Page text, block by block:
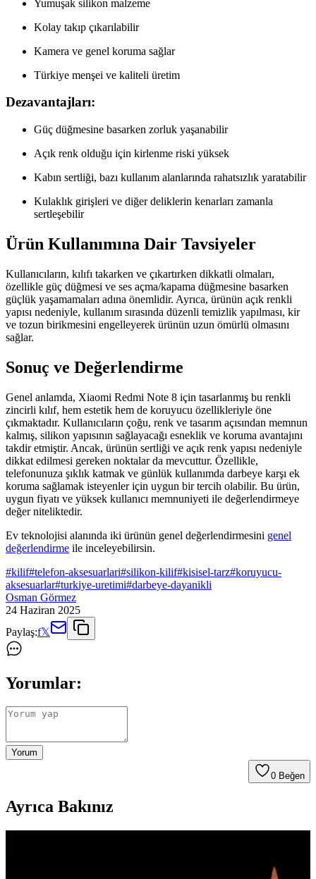
Yumuşak silikon malzeme
Kolay takıp çıkarılabilir
Kamera ve genel koruma sağlar
Türkiye menşei ve kaliteli üretim
Dezavantajları:
Güç düğmesine basarken zorluk yaşanabilir
Açık renk olduğu için kirlenme riski yüksek
Kabın sertliği, bazı kullanım alanlarında rahatsızlık yaratabilir
Kulaklık girişleri ve diğer deliklerin kenarları zamanla
sertleşebilir
Ürün Kullanımına Dair Tavsiyeler
Kullanıcıların, kılıfı takarken ve çıkartırken dikkatli olmaları,
özellikle güç düğmesi ve ses açma/kapama düğmesine basarken
güçlük yaşamamaları adına önemlidir. Ayrıca, ürünün açık renkli
yapısı nedeniyle, kullanım sırasında düzenli temizlik yapılması, kir
ve tozun birikmesini engelleyerek ürünün uzun ömürlü olmasını
sağlar.
Sonuç ve Değerlendirme
Genel anlamda, Xiaomi Redmi Note 8 için tasarlanmış bu renkli
zincirli kılıf, hem estetik hem de koruyucu özellikleriyle öne
çıkmaktadır. Kullanıcıların çoğu, renk ve tasarım açısından memnun
kalmış, silikon yapısının sağlayacağı esneklik ve koruma avantajını
takdir etmiştir. Ancak, ürünün sertliği ve açık renk yapısı nedeniyle
dikkat edilmesi gereken noktalar da mevcuttur. Özellikle,
telefonunuza şıklık katmak ve günlük kullanımda darbeye karşı ek
koruma sağlamak isteyenler için uygun bir tercih olabilir. Bu ürün,
uygun fiyatı ve yüksek kullanıcı memnuniyeti ile değerlendirmeye
değer niteliktedir.
Ev teknolojisi alanında iki ürünün genel değerlendirmesini genel
değerlendirme ile inceleyebilirsin.
#kilif#telefon-aksesuarlari#silikon-kilif#kisisel-tarz#koruyucu-
aksesuarlar#turkiye-uretimi#darbeye-dayanikli
Osman Görmez
24 Haziran 2025
Paylaş:f𝕏
Yorumlar:
Yorum
0 Beğen
Ayrıca Bakınız